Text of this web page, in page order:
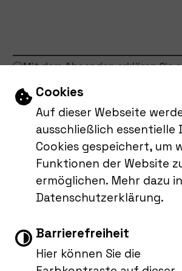
Einstellungen zu
Cookies
Auf dieser Webseite
ausschließlich essentielle
Cookies gespeichert, um
Funktionen der Website
ermöglichen. Mehr dazu
Datenschutzerklärung.
Barrierefreiheit
Hier können Sie die
Mit dem Absenden erklären Sie
einverstanden, dass Ihre Daten
Ihres Anliegens verwendet
Informationen finden Sie in der
Datenschutzerklärung).
Show larger version